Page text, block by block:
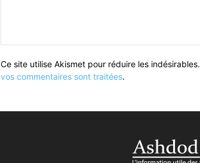
Ce site utilise Akismet pour réduire les indésirables.
vos commentaires sont traitées.